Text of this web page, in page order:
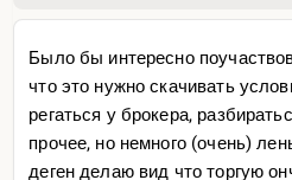
Было бы интересно
что это нужно скачивать
регаться у брокера,
прочее, но немного (очень)
деген делаю вид что торгую